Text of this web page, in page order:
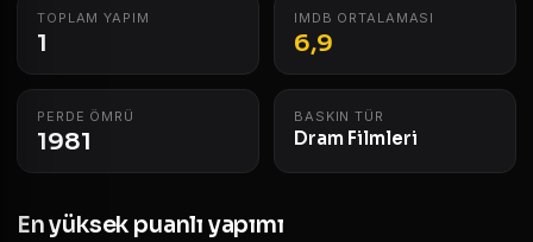
TOPLAM YAPIM
1
IMDB ORTALAMASI
6,9
PERDE ÖMRÜ
1981
BASKIN TÜR
Dram Filmleri
En yüksek puanlı yapımı